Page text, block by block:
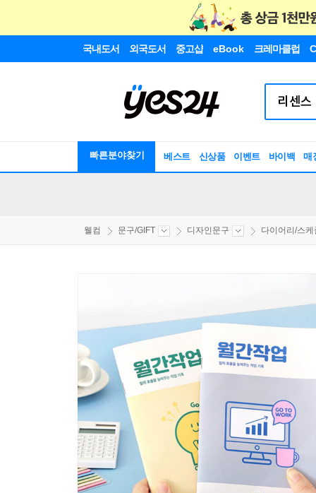
국내도서 외국도서 중고샵 eBook 크레마클럽
빠른분야찾기 베스트 신상품 이벤트 바이백 매
웰컴 문구/GIFT 디자인문구 다이어리/스케